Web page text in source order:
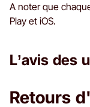
A noter que
Play et iOS.
L’avis des
Retours